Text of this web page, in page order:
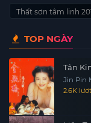
Thất sơn tâm linh
TOP NGÀY
Tân
Jin Pin
2.6K